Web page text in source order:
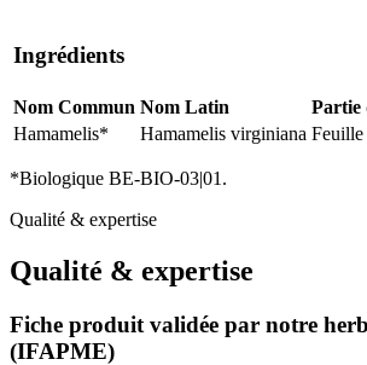
Ingrédients
Nom Commun Nom Latin
Partie
Hamamelis*
Hamamelis virginiana Feuille
*Biologique BE-BIO-03|01.
Qualité & expertise
Qualité & expertise
Fiche produit validée par notre
(IFAPME)